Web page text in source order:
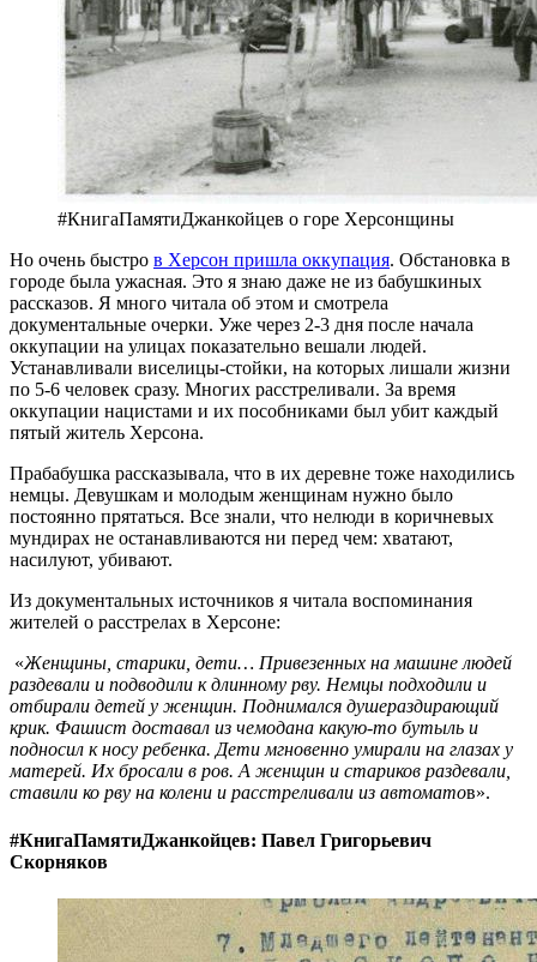
#КнигаПамятиДжанкойцев о горе Херсонщины
Но очень быстро в Херсон пришла оккупация. Обстановка в
городе была ужасная. Это я знаю даже не из бабушкиных
рассказов. Я много читала об этом и смотрела
документальные очерки. Уже через 2-3 дня после начала
оккупации на улицах показательно вешали людей.
Устанавливали виселицы-стойки, на которых лишали жизни
по 5-6 человек сразу. Многих расстреливали. За время
оккупации нацистами и их пособниками был убит каждый
пятый житель Херсона.
Прабабушка рассказывала, что в их деревне тоже находились
немцы. Девушкам и молодым женщинам нужно было
постоянно прятаться. Все знали, что нелюди в коричневых
мундирах не останавливаются ни перед чем: хватают,
насилуют, убивают.
Из документальных источников я читала воспоминания
жителей о расстрелах в Херсоне:
«Женщины, старики, дети… Привезенных на машине людей
раздевали и подводили к длинному рву. Немцы подходили и
отбирали детей у женщин. Поднимался душераздирающий
крик. Фашист доставал из чемодана какую-то бутыль и
подносил к носу ребенка. Дети мгновенно умирали на глазах у
матерей. Их бросали в ров. А женщин и стариков раздевали,
ставили ко рву на колени и расстреливали из автоматов».
#КнигаПамятиДжанкойцев: Павел Григорьевич
Скорняков